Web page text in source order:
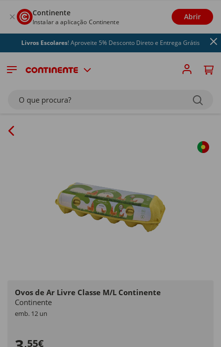
Continente
Instalar a aplicação Continente
Abrir
Livros Escolares! Aproveite 5% Desconto Direto e Entrega Grátis
O que procura?
Ovos de Ar Livre Classe M/L Continente
Continente
emb. 12 un
,55€